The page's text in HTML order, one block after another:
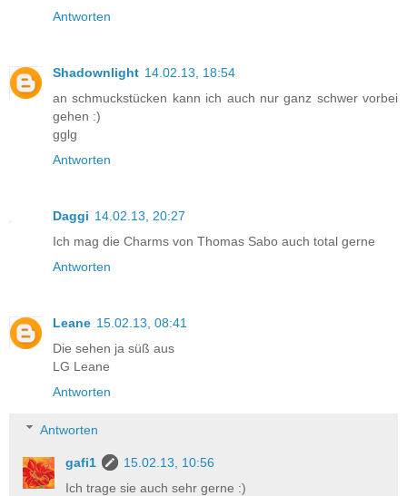
Antworten
Shadownlight 14.02.13, 18:54
an schmuckstücken kann ich auch nur ganz schwer vorbei
gehen :)
gglg
Antworten
Daggi 14.02.13, 20:27
Ich mag die Charms von Thomas Sabo auch total gerne
Antworten
Leane 15.02.13, 08:41
Die sehen ja süß aus
LG Leane
Antworten
Antworten
gafi1
15.02.13, 10:56
Ich trage sie auch sehr gerne :)